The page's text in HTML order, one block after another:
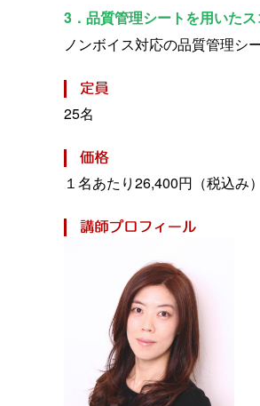
3．品質管理シートを用いた
ノンボイス対応の品質管理シ
25名
１名あたり26,400円（税込み）